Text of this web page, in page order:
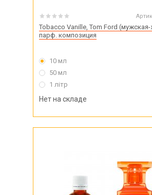
Tobacco Vanille, Tom Ford
парф. композиция
10 мл
50 мл
1 літр
Нет на складе